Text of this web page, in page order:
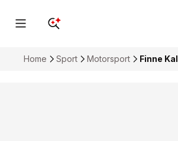
Home Sport Motorsport Finne